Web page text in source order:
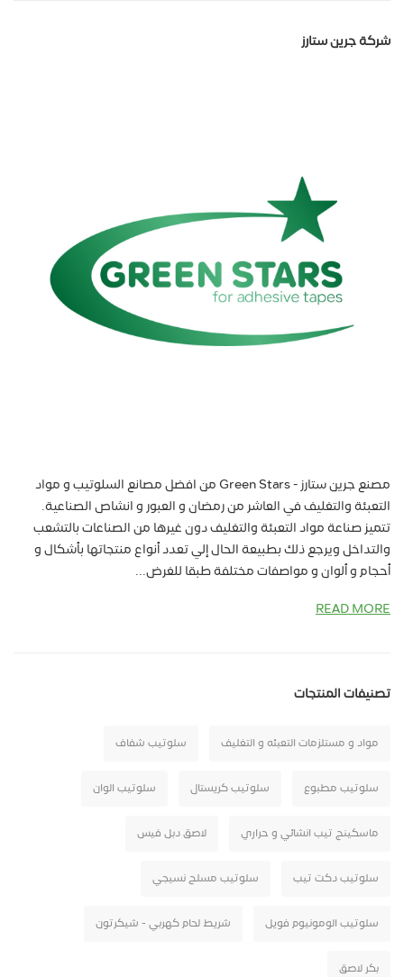
شركة جرين ستارز
مصنع جرين ستارز - Green Stars من افضل مصانع السلوتيب و مواد
التعبئة والتغليف في العاشر من رمضان و العبور و انشاص الصناعية.
تتميز صناعة مواد التعبئة والتغليف دون غيرها من الصناعات بالتشعب
والتداخل ويرجع ذلك بطبيعة الحال إلي تعدد أنواع منتجاتها بأشكال و
أحجام و ألوان و مواصفات مختلفة طبقا للغرض...
READ MORE
تصنيفات المنتجات
مواد و مستلزمات التعبئه و التغليف سلوتيب شفاف
سلوتيب مطبوع سلوتيب كريستال سلوتيب الوان
ماسكينج تيب انشائي و حراري لاصق دبل فيس
سلوتيب دكت تيب سلوتيب مسلح نسيجي
سلوتيب الومونيوم فويل شريط لحام كهربي - شيكرتون
بكر لاصق